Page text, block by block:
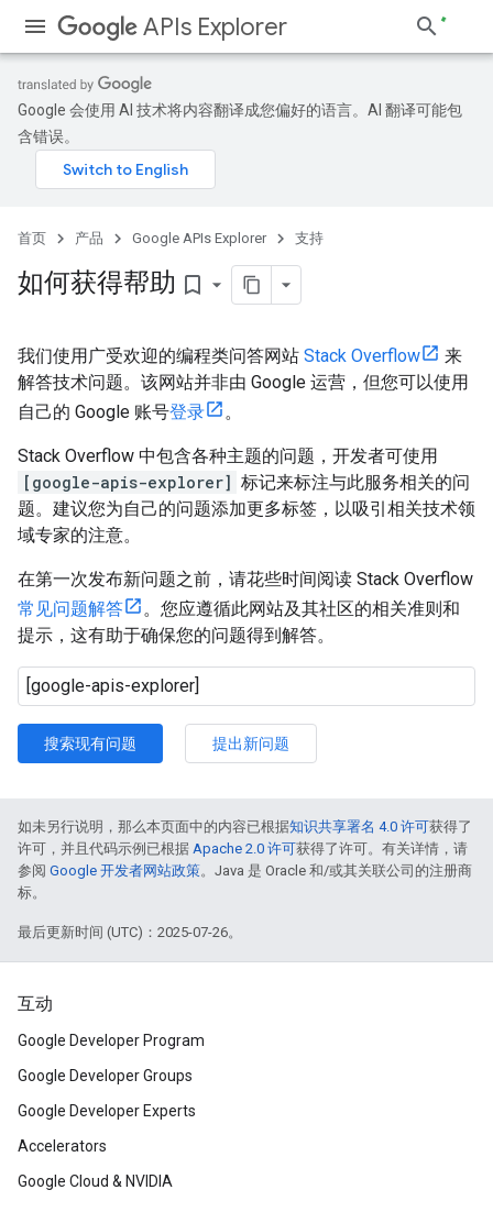
APIs Explorer
Google 会使用 AI 技术将内容翻译成您偏好的语言。AI 翻译可能包
含错误。
首页 产品 Google APIs Explorer 支持
如何获得帮助 bookmark_border
我们使用广受欢迎的编程类问答网站 Stack Overflow
来
解答技术问题。该网站并非由 Google 运营，但您可以使用
自己的 Google 账号登录 。
Stack Overflow 中包含各种主题的问题，开发者可使用
[google-apis-explorer] 标记来标注与此服务相关的问
题。建议您为自己的问题添加更多标签，以吸引相关技术领
域专家的注意。
在第一次发布新问题之前，请花些时间阅读 Stack Overflow
常见问题解答
。您应遵循此网站及其社区的相关准则和
提示，这有助于确保您的问题得到解答。
搜索现有问题 提出新问题
如未另行说明，那么本页面中的内容已根据知识共享署名 4.0 许可获得了
许可，并且代码示例已根据 Apache 2.0 许可获得了许可。有关详情，请
参阅 Google 开发者网站政策。Java 是 Oracle 和/或其关联公司的注册商
标。
最后更新时间 (UTC)：2025-07-26。
互动
Google Developer Program
Google Developer Groups
Google Developer Experts
Accelerators
Google Cloud & NVIDIA